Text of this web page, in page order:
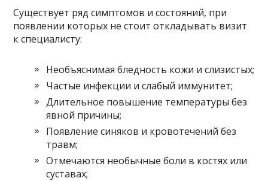
Существует ряд симптомов и состояний, при
появлении которых не стоит откладывать визит
к специалисту:
Необъяснимая бледность кожи и слизистых;
Частые инфекции и слабый иммунитет;
Длительное повышение температуры без
явной причины;
Появление синяков и кровотечений без
травм;
Отмечаются необычные боли в костях или
суставах;